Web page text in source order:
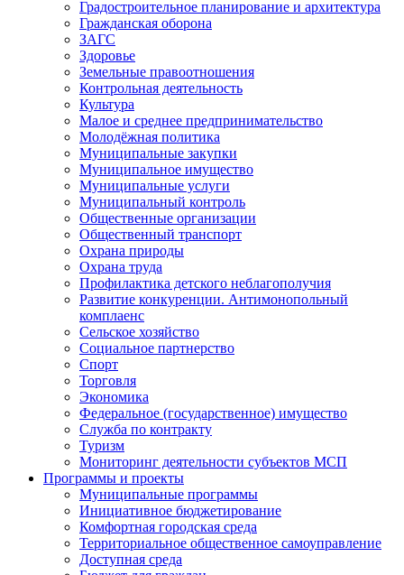
Градостроительное планирование и архитектура
Гражданская оборона
ЗАГС
Здоровье
Земельные правоотношения
Контрольная деятельность
Культура
Малое и среднее предпринимательство
Молодёжная политика
Муниципальные закупки
Муниципальное имущество
Муниципальные услуги
Муниципальный контроль
Общественные организации
Общественный транспорт
Охрана природы
Охрана труда
Профилактика детского неблагополучия
Развитие конкуренции. Антимонопольный
комплаенс
Сельское хозяйство
Социальное партнерство
Спорт
Торговля
Экономика
Федеральное (государственное) имущество
Служба по контракту
Туризм
Мониторинг деятельности субъектов МСП
Программы и проекты
Муниципальные программы
Инициативное бюджетирование
Комфортная городская среда
Территориальное общественное самоуправление
Доступная среда